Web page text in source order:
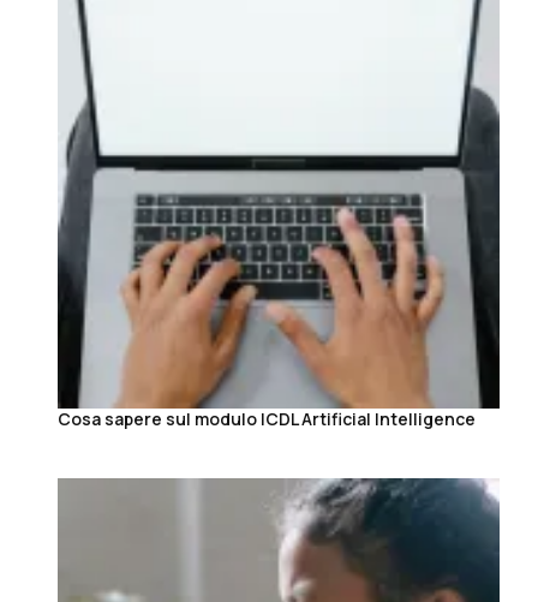
Cosa sapere sul modulo ICDL Artificial Intelligence